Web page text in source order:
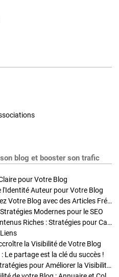
blog et booster son trafic
pour Votre Blog
l'Identité Auteur pour Votre Blog
Stratégies de Publication : Boostez Votre Blog avec des Articles Fréquents et Exclusifs
Modernes pour le SEO
Enrichir Vos Articles avec des Contenus Riches : Stratégies pour Captiver et Optimiser
la Visibilité de Votre Blog
Le partage est la clé du succès !
Optimisation SEO des Articles : Stratégies pour Améliorer la Visibilité de Votre Blog